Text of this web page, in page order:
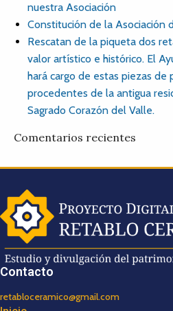
nuestra Asociación
Constitución de la Asociación
Rescatan de la piqueta dos
valor artístico e histórico. El
hará cargo de estas piezas de
procedentes de la antigua
Sagrado Corazón del Valle.
Comentarios recientes
Contacto
retabloceramico@gmail.com